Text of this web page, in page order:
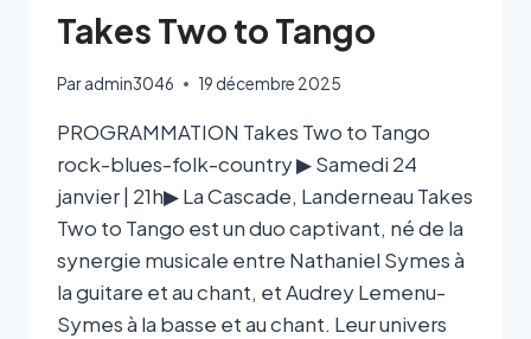
Takes Two to Tango
Par admin3046 19 décembre 2025
PROGRAMMATION Takes Two to Tango
rock-blues-folk-country ▶ Samedi 24
janvier | 21h▶ La Cascade, Landerneau Takes
Two to Tango est un duo captivant, né de la
synergie musicale entre Nathaniel Symes à
la guitare et au chant, et Audrey Lemenu-
Symes à la basse et au chant. Leur univers